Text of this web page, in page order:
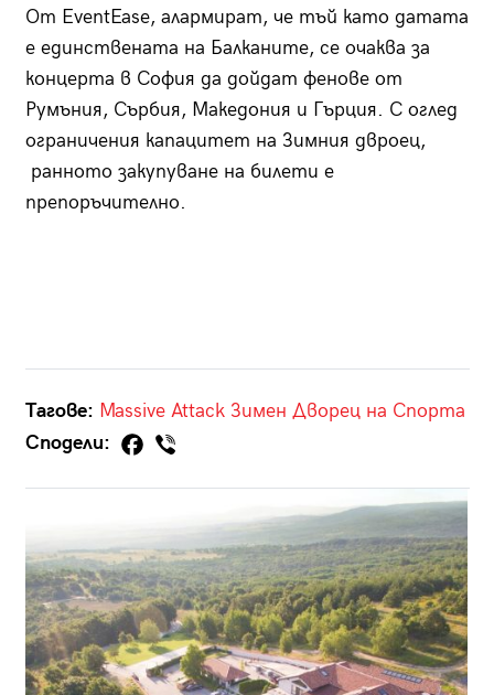
От ЕventEase, алармират, че тъй като датата
е единствената на Балканите, се очаква за
концерта в София да дойдат фенове от
Румъния, Сърбия, Македония и Гърция. С оглед
ограничения капацитет на Зимния двроец,
ранното закупуване на билети е
препоръчително.
Тагове: Massive Attack Зимен Дворец на Спорта
Сподели: